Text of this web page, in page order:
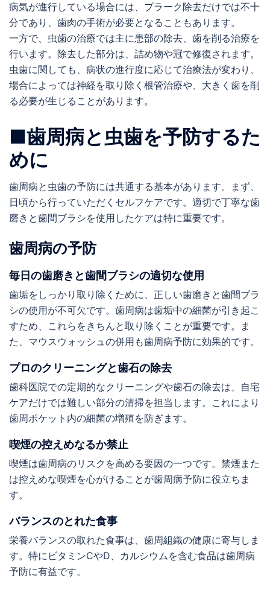
病気が進行している場合には、プラーク除去だけでは不十
分であり、歯肉の手術が必要となることもあります。
一方で、虫歯の治療では主に患部の除去、歯を削る治療を
行います。除去した部分は、詰め物や冠で修復されます。
虫歯に関しても、病状の進行度に応じて治療法が変わり、
場合によっては神経を取り除く根管治療や、大きく歯を削
る必要が生じることがあります。
■歯周病と虫歯を予防するた
めに
歯周病と虫歯の予防には共通する基本があります。まず、
日頃から行っていただくセルフケアです。適切で丁寧な歯
磨きと歯間ブラシを使用したケアは特に重要です。
歯周病の予防
毎日の歯磨きと歯間ブラシの適切な使用
歯垢をしっかり取り除くために、正しい歯磨きと歯間ブラ
シの使用が不可欠です。歯周病は歯垢中の細菌が引き起こ
すため、これらをきちんと取り除くことが重要です。ま
た、マウスウォッシュの併用も歯周病予防に効果的です。
プロのクリーニングと歯石の除去
歯科医院での定期的なクリーニングや歯石の除去は、自宅
ケアだけでは難しい部分の清掃を担当します。これにより
歯周ポケット内の細菌の増殖を防ぎます。
喫煙の控えめなるか禁止
喫煙は歯周病のリスクを高める要因の一つです。禁煙また
は控えめな喫煙を心がけることが歯周病予防に役立ちま
す。
バランスのとれた食事
栄養バランスの取れた食事は、歯周組織の健康に寄与しま
す。特にビタミンCやD、カルシウムを含む食品は歯周病
予防に有益です。